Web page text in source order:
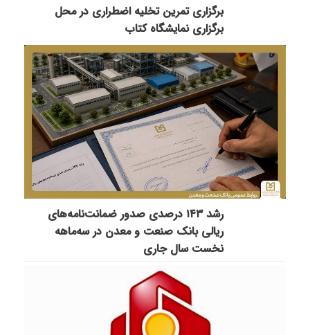
برگزاری تمرین تخلیه اضطراری در محل
برگزاری نمایشگاه کتاب
رشد ۱۴۳ درصدی صدور ضمانت‌نامه‌های
ریالی بانک صنعت و معدن در سه‌ماهه
نخست سال جاری